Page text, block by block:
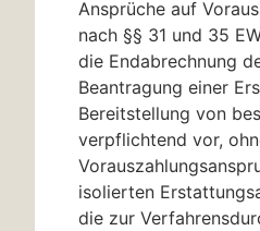
Ansprüche auf
nach §§ 31 und 35
die Endabrechnung
Beantragung einer
Bereitstellung von
verpflichtend vor,
isolierten
die zur